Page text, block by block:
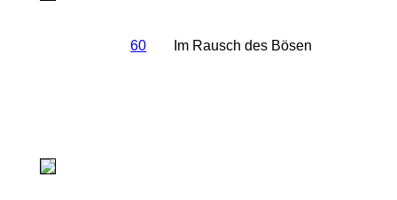
60 Im Rausch des Bösen